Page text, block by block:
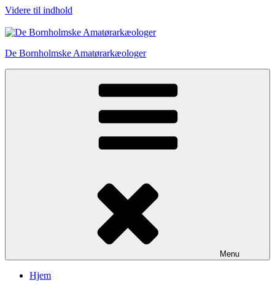
Videre til indhold
De Bornholmske Amatørarkæologer
Menu
Hjem